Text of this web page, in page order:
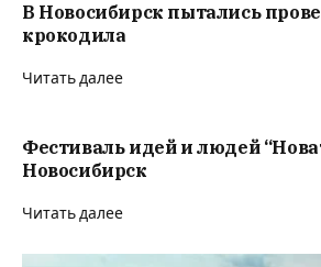
В Новосибирск пытались
крокодила
Читать далее
Фестиваль идей и людей
Новосибирск
Читать далее